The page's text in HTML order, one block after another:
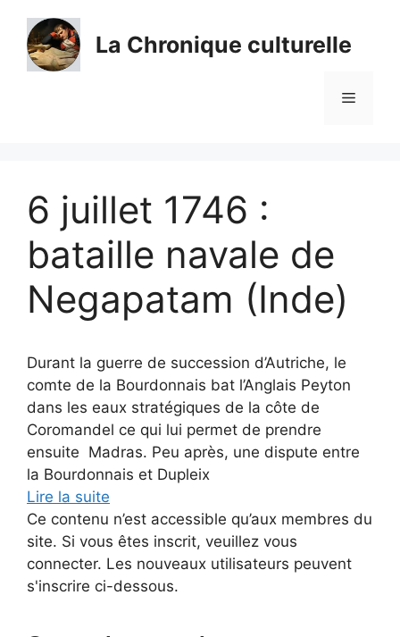
contenu
La Chronique culturelle
Menu
6 juillet 1746 :
bataille navale de
Negapatam (Inde)
Durant la guerre de succession d’Autriche, le
comte de la Bourdonnais bat l’Anglais Peyton
dans les eaux stratégiques de la côte de
Coromandel ce qui lui permet de prendre
ensuite Madras. Peu après, une dispute entre
la Bourdonnais et Dupleix
Lire la suite
Ce contenu n’est accessible qu’aux membres du
site. Si vous êtes inscrit, veuillez vous
connecter. Les nouveaux utilisateurs peuvent
s'inscrire ci-dessous.